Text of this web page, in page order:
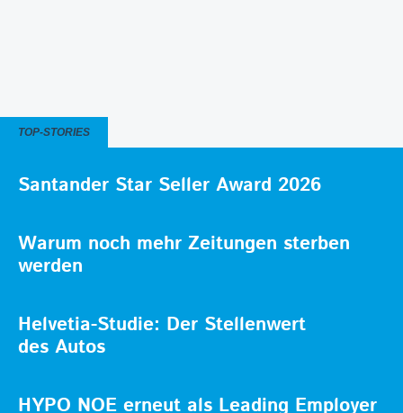
TOP-STORIES
Santander Star Seller Award 2026
Warum noch mehr Zeitungen sterben
werden
Helvetia-Studie: Der Stellenwert
des Autos
HYPO NOE erneut als Leading Employer